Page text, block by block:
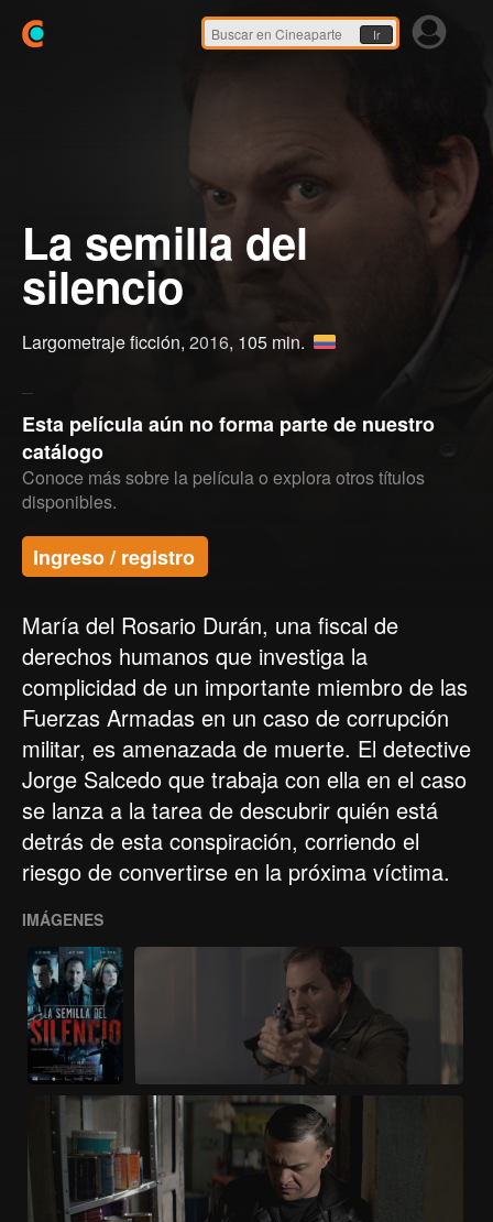
Ir
La semilla del
silencio
Largometraje ficción, 2016, 105 min.
Esta película aún no forma parte de nuestro
catálogo
Conoce más sobre la película o explora otros títulos
disponibles.
Ingreso / registro
María del Rosario Durán, una fiscal de
derechos humanos que investiga la
complicidad de un importante miembro de las
Fuerzas Armadas en un caso de corrupción
militar, es amenazada de muerte. El detective
Jorge Salcedo que trabaja con ella en el caso
se lanza a la tarea de descubrir quién está
detrás de esta conspiración, corriendo el
riesgo de convertirse en la próxima víctima.
IMÁGENES